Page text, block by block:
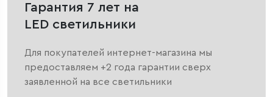
Гарантия 7 лет на
LED светильники
Для покупателей интернет-магазина мы
предоставляем +2 года гарантии сверх
заявленной на все светильники